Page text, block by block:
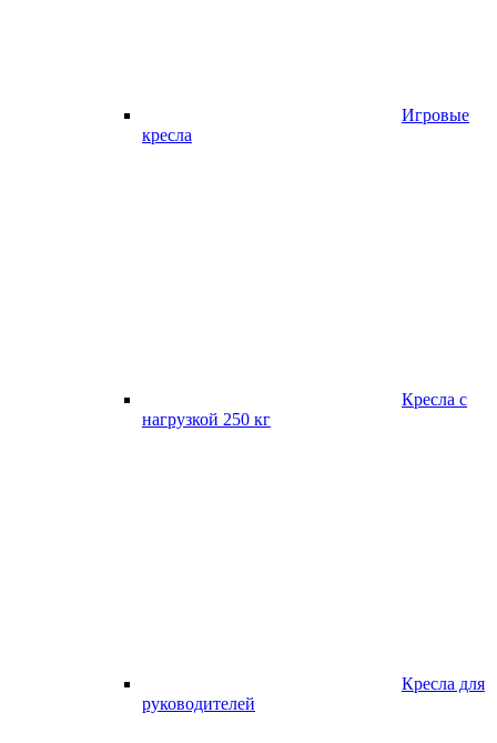
Игровые
кресла
Кресла с
нагрузкой 250 кг
Кресла для
руководителей